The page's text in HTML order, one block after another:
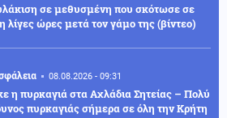
σε μεθυσμένη που σκότωσε σε
λίγες ώρες μετά τον γάμο της (βίντεο)
08.08.2026 - 09:31
η πυρκαγιά στα Αχλάδια Σητείας – Πολύ
πυρκαγιάς σήμερα σε όλη την Κρήτη